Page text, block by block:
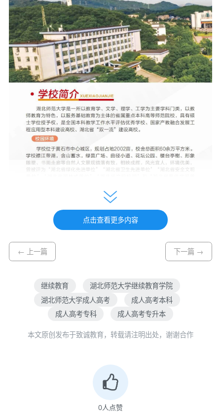
点击查看更多内容
← 上一篇 下一篇 →
继续教育
湖北师范大学继续教育学院
湖北师范大学成人高考
成人高考本科
成人高考专科
成人高考专升本
本文原创发布于致诚教育，转载请注明出处，谢谢合作
0人点赞